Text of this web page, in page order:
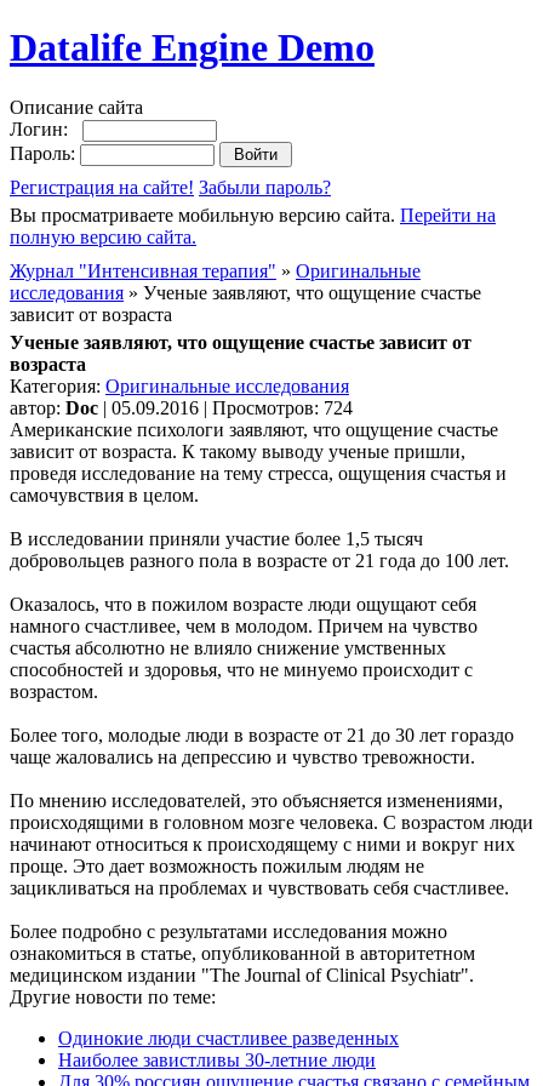
Datalife Engine Demo
Описание сайта
Логин:
Пароль:
Регистрация на сайте! Забыли пароль?
Вы просматриваете мобильную версию сайта. Перейти на
полную версию сайта.
Журнал "Интенсивная терапия" » Оригинальные
исследования » Ученые заявляют, что ощущение счастье
зависит от возраста
Ученые заявляют, что ощущение счастье зависит от
возраста
Категория: Оригинальные исследования
автор: Doc | 05.09.2016 | Просмотров: 724
Американские психологи заявляют, что ощущение счастье
зависит от возраста. К такому выводу ученые пришли,
проведя исследование на тему стресса, ощущения счастья и
самочувствия в целом.
В исследовании приняли участие более 1,5 тысяч
добровольцев разного пола в возрасте от 21 года до 100 лет.
Оказалось, что в пожилом возрасте люди ощущают себя
намного счастливее, чем в молодом. Причем на чувство
счастья абсолютно не влияло снижение умственных
способностей и здоровья, что не минуемо происходит с
возрастом.
Более того, молодые люди в возрасте от 21 до 30 лет гораздо
чаще жаловались на депрессию и чувство тревожности.
По мнению исследователей, это объясняется изменениями,
происходящими в головном мозге человека. С возрастом люди
начинают относиться к происходящему с ними и вокруг них
проще. Это дает возможность пожилым людям не
зацикливаться на проблемах и чувствовать себя счастливее.
Более подробно с результатами исследования можно
ознакомиться в статье, опубликованной в авторитетном
медицинском издании "The Journal of Clinical Psychiatr".
Другие новости по теме:
Одинокие люди счастливее разведенных
Наиболее завистливы 30-летние люди
Для 30% россиян ощущение счастья связано с семейным